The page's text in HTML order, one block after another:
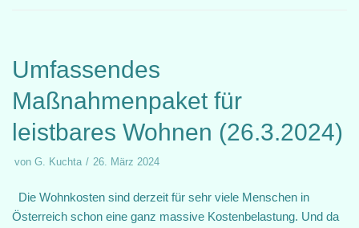
Umfassendes
Maßnahmenpaket für
leistbares Wohnen (26.3.2024)
von G. Kuchta 26. März 2024
Die Wohnkosten sind derzeit für sehr viele Menschen in
Österreich schon eine ganz massive Kostenbelastung. Und da